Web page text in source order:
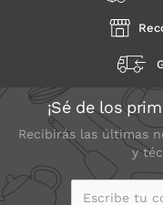
¡Sé de los
Recibirás las últimas
y
Escribe